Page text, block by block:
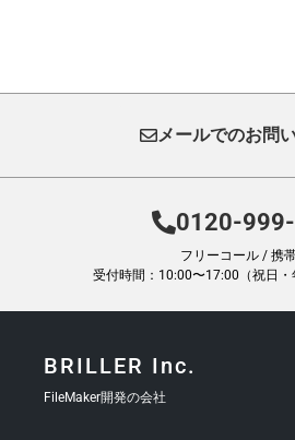
メールでのお問
0120-
フリーコール / 携
受付時間：10:00〜17:00（祝日・
BRILLER Inc.
FileMaker開発の会社